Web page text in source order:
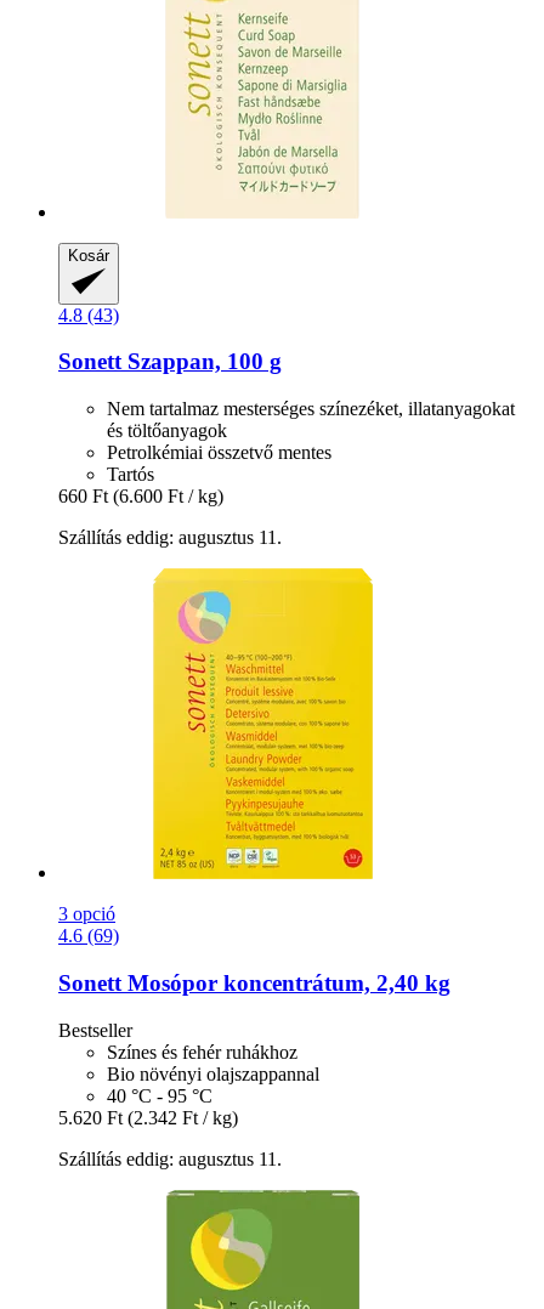
Kosár
4.8 (43)
SonettSzappan, 100 g
Nem tartalmaz mesterséges színezéket, illatanyagokat
és töltőanyagok
Petrolkémiai összetvő mentes
Tartós
660 Ft (6.600 Ft / kg)
Szállítás eddig: augusztus 11.
3 opció
4.6 (69)
Sonett Mosópor koncentrátum, 2,40 kg
Bestseller
Színes és fehér ruhákhoz
Bio növényi olajszappannal
40 °C - 95 °C
5.620 Ft (2.342 Ft / kg)
Szállítás eddig: augusztus 11.